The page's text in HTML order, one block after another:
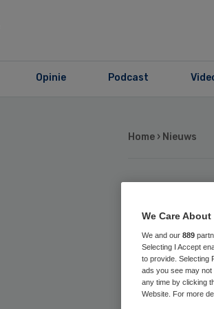
Opinie Podcast
Home › Nieuws
Oss
We Care
We and our 889
Selecting I Accept
to provide. Selecting
ads you see may
any time by clicking
Website. For more